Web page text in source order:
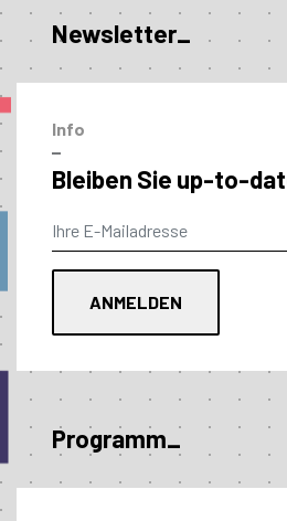
Newsletter_
Info
–
Bleiben Sie up-to-
Programm_